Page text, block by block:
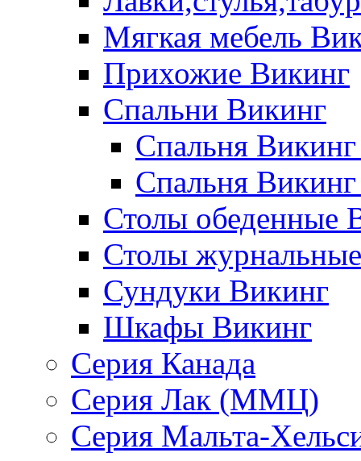
Мягкая мебель
Прихожие Викинг
Спальни Викинг
Спальня
Спальня
Столы обеденные
Столы
Сундуки Викинг
Шкафы Викинг
Серия Канада
Серия Лак (ММЦ)
Серия Мальта-